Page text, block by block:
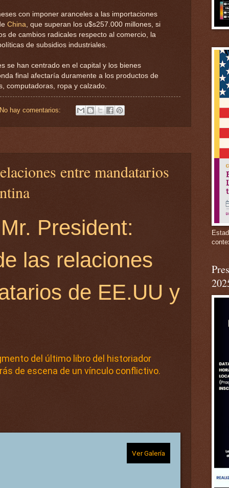
con imponer aranceles a las importaciones
China , que superan los u$s257.000 millones, si
de cambios radicales respecto al comercio, la
de subsidios industriales.
se han centrado en el capital y los bienes
final afectaría duramente a los productos de
computadoras, ropa y calzado.
hay comentarios:
entre mandatarios
President:
las relaciones
de EE.UU y
del último libro del historiador
de escena de un vínculo conflictivo.
Ver Galería